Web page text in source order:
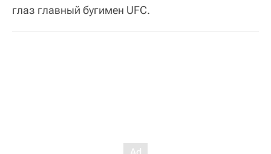
глаз главный бугимен UFC.